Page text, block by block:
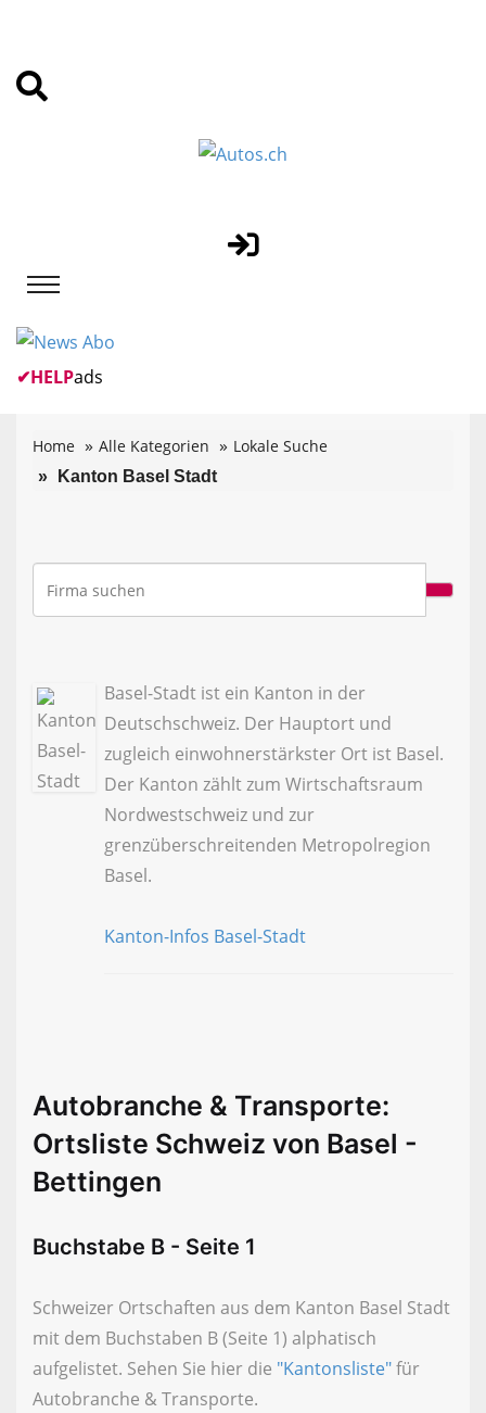
✔HELPads
Home Alle Kategorien Lokale Suche
Kanton Basel Stadt
Basel-Stadt ist ein Kanton in der
Deutschschweiz. Der Hauptort und
zugleich einwohnerstärkster Ort ist Basel.
Der Kanton zählt zum Wirtschaftsraum
Nordwestschweiz und zur
grenzüberschreitenden Metropolregion
Basel.
Kanton-Infos Basel-Stadt
Autobranche & Transporte:
Ortsliste Schweiz von Basel -
Bettingen
Buchstabe B - Seite 1
Schweizer Ortschaften aus dem Kanton Basel Stadt
mit dem Buchstaben B (Seite 1) alphatisch
aufgelistet. Sehen Sie hier die "Kantonsliste"für
Autobranche & Transporte.